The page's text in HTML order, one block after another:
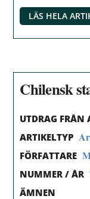
LÄS HELA
Chilensk
UTDRAG FRÅN
ARTIKELTYP
FÖRFATTARE
NUMMER / ÅR
ÄMNEN